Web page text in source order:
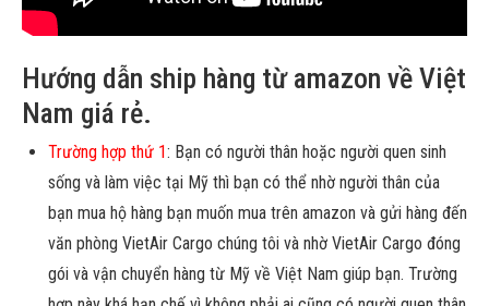
Hướng dẫn ship hàng từ amazon về Việt
Nam giá rẻ.
Trường hợp thứ 1: Bạn có người thân hoặc người quen sinh
sống và làm việc tại Mỹ thì bạn có thể nhờ người thân của
bạn mua hộ hàng bạn muốn mua trên amazon và gửi hàng đến
văn phòng VietAir Cargo chúng tôi và nhờ VietAir Cargo đóng
gói và vận chuyển hàng từ Mỹ về Việt Nam giúp bạn. Trường